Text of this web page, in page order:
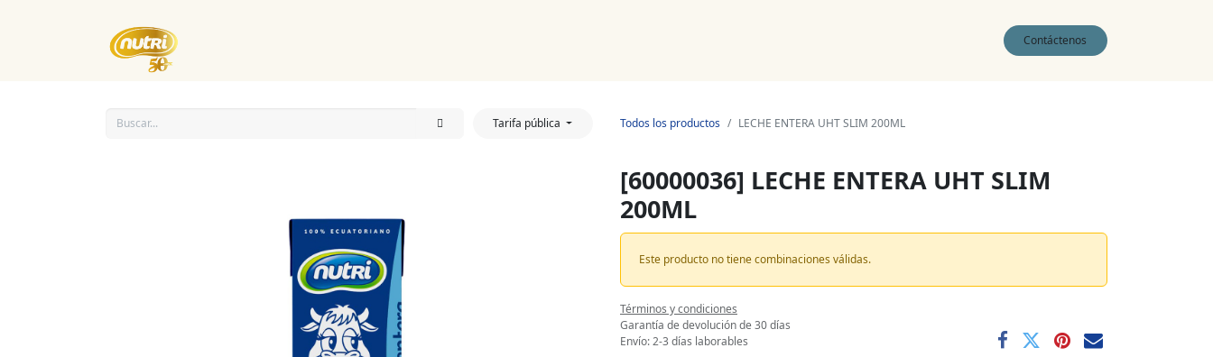
Contáctenos
Tarifa pública Todos los productos LECHE ENTERA UHT SLIM 200ML
[60000036] LECHE ENTERA UHT SLIM
200ML
Este producto no tiene combinaciones válidas.
Términos y condiciones
Garantía de devolución de 30 días
Envío: 2-3 días laborables